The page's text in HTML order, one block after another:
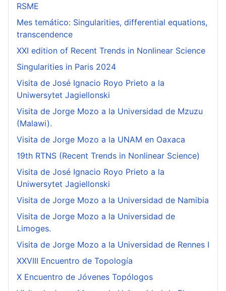
RSME
Mes temático: Singularities, differential equations,
transcendence
XXI edition of Recent Trends in Nonlinear Science
Singularities in Paris 2024
Visita de José Ignacio Royo Prieto a la
Uniwersytet Jagiellonski
Visita de Jorge Mozo a la Universidad de Mzuzu
(Malawi).
Visita de Jorge Mozo a la UNAM en Oaxaca
19th RTNS (Recent Trends in Nonlinear Science)
Visita de José Ignacio Royo Prieto a la
Uniwersytet Jagiellonski
Visita de Jorge Mozo a la Universidad de Namibia
Visita de Jorge Mozo a la Universidad de
Limoges.
Visita de Jorge Mozo a la Universidad de Rennes I
XXVIII Encuentro de Topología
X Encuentro de Jóvenes Topólogos